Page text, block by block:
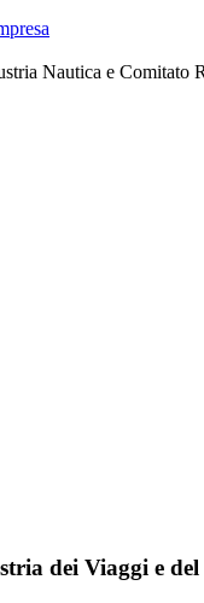
Nautica e Comitato
dei Viaggi e